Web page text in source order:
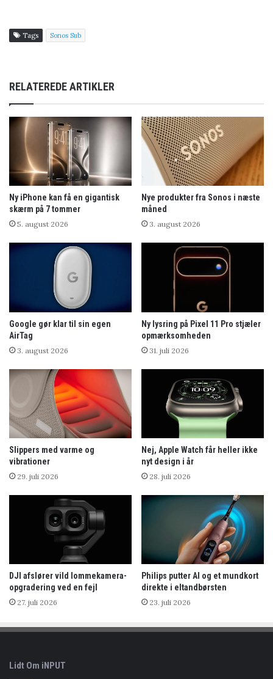
Tags Sonos Sub
RELATEREDE ARTIKLER
Ny iPhone kan få en gigantisk
skærm på 7 tommer
5. august 2026
Nye produkter fra Sonos i næste
måned
3. august 2026
Google gør klar til sin egen
AirTag
3. august 2026
Ny lysring på Pixel 11 Pro stjæler
opmærksomheden
31. juli 2026
Slippers med varme og
vibrationer
29. juli 2026
Nej, Apple Watch får heller ikke
nyt design i år
28. juli 2026
DJI afslører vild lommekamera-
opgradering ved en fejl
27. juli 2026
Philips putter AI og et mundkort
direkte i eltandbørsten
23. juli 2026
Lidt Om iNPUT